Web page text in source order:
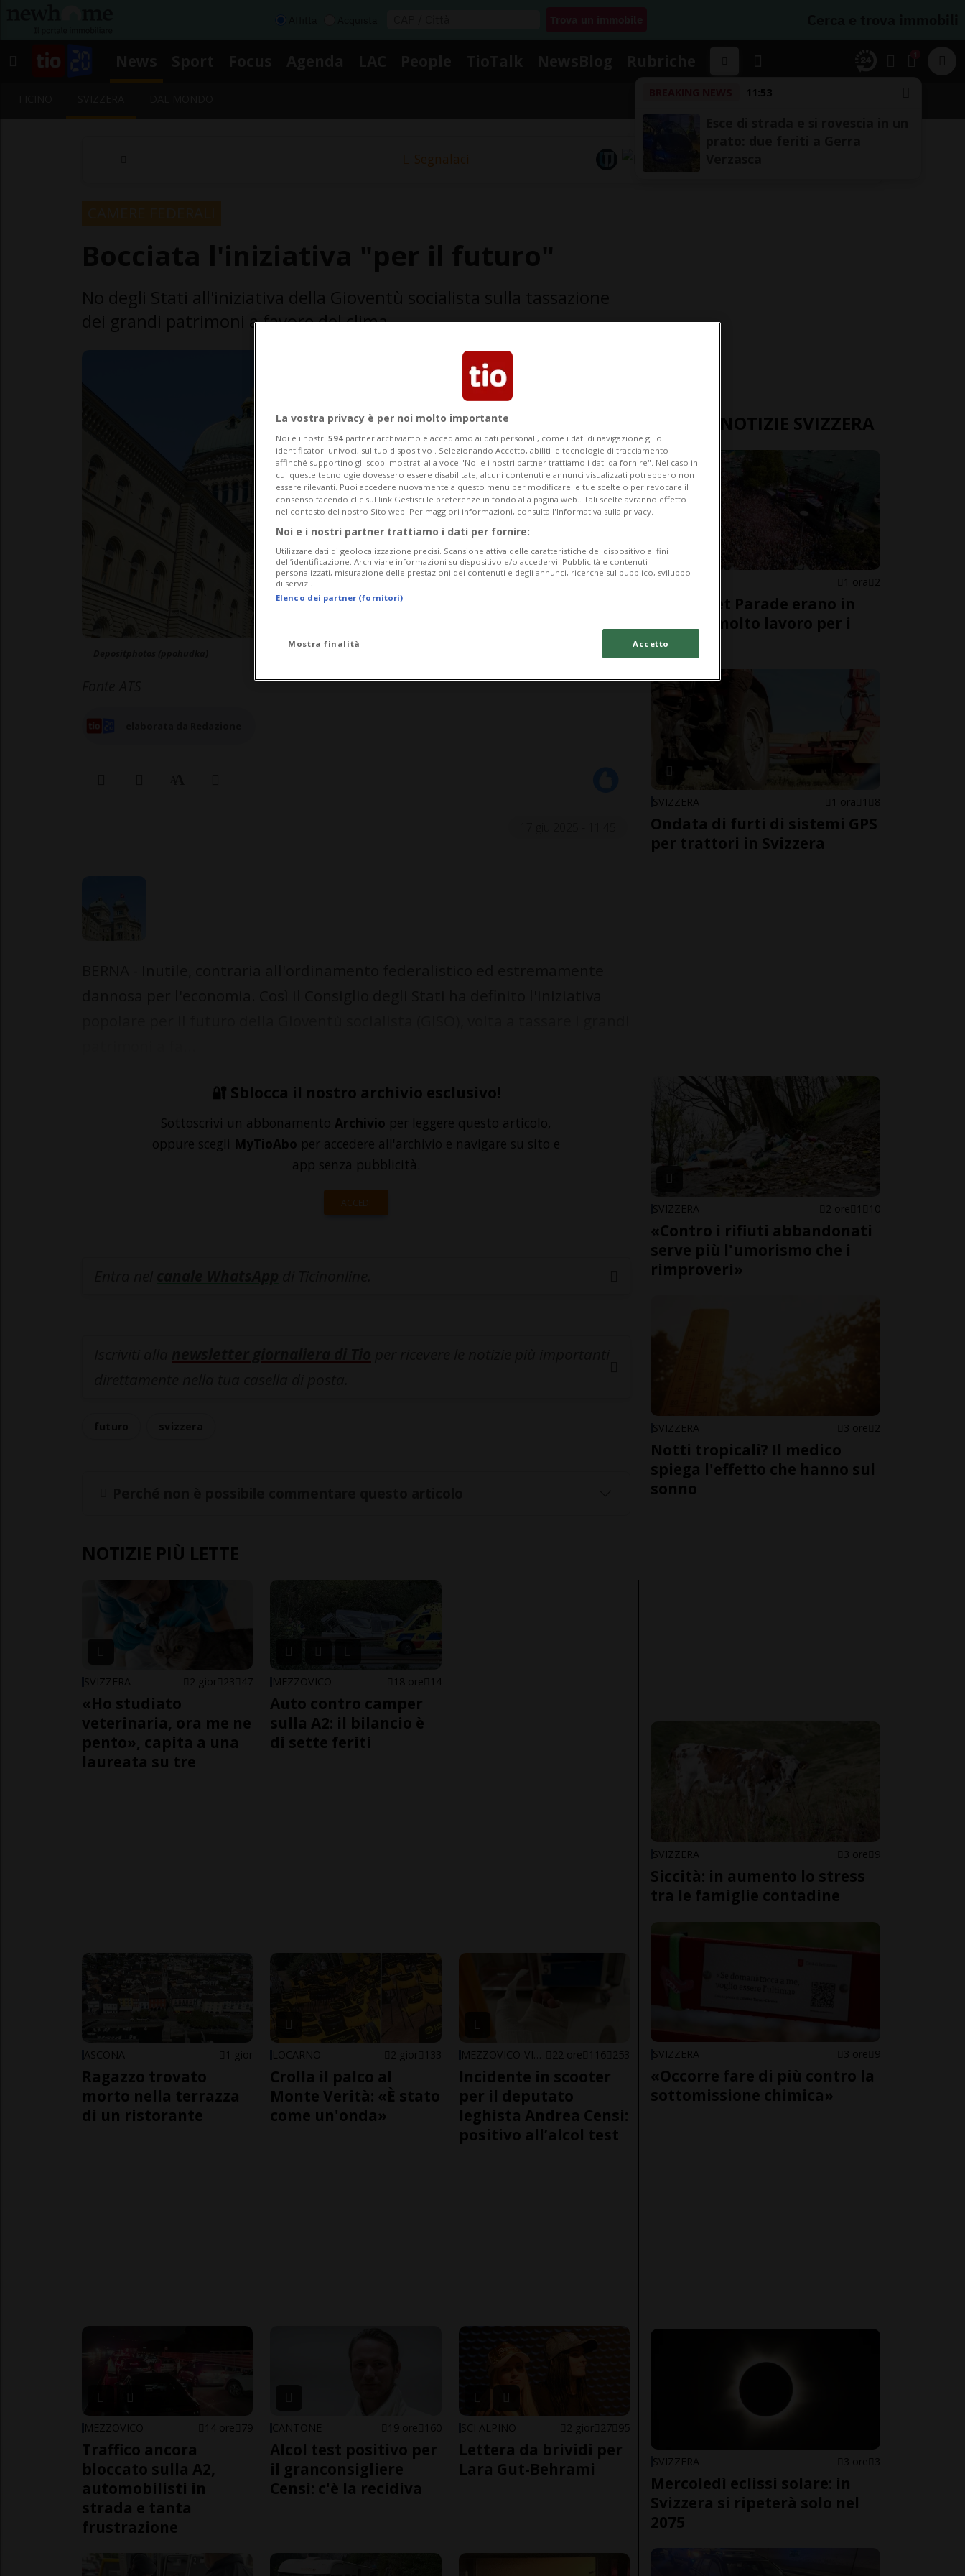
11:53
Segnalaci
dei grandi patrimoni a favore del clima.
🔐 Sblocca il nostro archivio esclusivo!
Sottoscrivi un abbonamento Archivio per leggere questo articolo,
oppure scegli MyTioAbo per accedere all'archivio e navigare su sito e
app senza pubblicità.
ACCEDI
NOTIZIE PIÙ LETTE
SVIZZERA 2 gior 23 47
«Ho studiato
veterinaria, ora me ne
pento», capita a una
laureata su tre
MEZZOVICO 18 ore 14
Auto contro camper
sulla A2: il bilancio è
di sette feriti
ASCONA 1 gior
Ragazzo trovato
morto nella terrazza
di un ristorante
LOCARNO 2 gior 133
Crolla il palco al
Monte Verità: «È stato
come un'onda»
22 ore 116 253
Incidente in scooter
per il deputato
leghista Andrea Censi:
positivo all’alcol test
MEZZOVICO 14 ore 79
Traffico ancora
bloccato sulla A2,
automobilisti in
strada e tanta
frustrazione
CANTONE 19 ore 160
Alcol test positivo per
il granconsigliere
Censi: c'è la recidiva
SCI ALPINO 2 gior 27 95
Lettera da brividi per
Lara Gut-Behrami
ULTIME NOTIZIE SVIZZERA
ZURIGO 1 ora 2
Alla Street Parade erano in
900'000, molto lavoro per i
soccorsi
SVIZZERA 1 ora 1 8
Ondata di furti di sistemi GPS
per trattori in Svizzera
SVIZZERA 2 ore 1 10
«Contro i rifiuti abbandonati
serve più l'umorismo che i
rimproveri»
SVIZZERA 3 ore 2
Notti tropicali? Il medico
spiega l'effetto che hanno sul
sonno
SVIZZERA 3 ore 9
Siccità: in aumento lo stress
tra le famiglie contadine
SVIZZERA 3 ore 9
«Occorre fare di più contro la
sottomissione chimica»
SVIZZERA 3 ore 3
Mercoledì eclissi solare: in
Svizzera si ripeterà solo nel
2075
La vostra privacy è per noi molto importante
Noi e i nostri 594 partner archiviamo e accediamo ai dati personali, come i dati di navigazione gli o
identificatori univoci, sul tuo dispositivo . Selezionando Accetto, abiliti le tecnologie di tracciamento
affinché supportino gli scopi mostrati alla voce "Noi e i nostri partner trattiamo i dati da fornire". Nel caso in
cui queste tecnologie dovessero essere disabilitate, alcuni contenuti e annunci visualizzati potrebbero non
essere rilevanti. Puoi accedere nuovamente a questo menu per modificare le tue scelte o per revocare il
consenso facendo clic sul link Gestisci le preferenze in fondo alla pagina web.. Tali scelte avranno effetto
nel contesto del nostro Sito web. Per maggiori informazioni, consulta l'Informativa sulla privacy.
Noi e i nostri partner trattiamo i dati per fornire:
Utilizzare dati di geolocalizzazione precisi. Scansione attiva delle caratteristiche del dispositivo ai fini
dell’identificazione. Archiviare informazioni su dispositivo e/o accedervi. Pubblicità e contenuti
personalizzati, misurazione delle prestazioni dei contenuti e degli annunci, ricerche sul pubblico, sviluppo
di servizi.
Elenco dei partner (fornitori)
Mostra finalità Accetto